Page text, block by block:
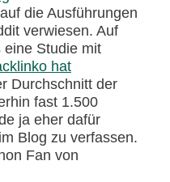
die Ausführungen
verwiesen. Auf
Studie mit
hat
Durchschnitt der
fast 1.500
ja eher dafür
Blog zu verfassen.
Fan von